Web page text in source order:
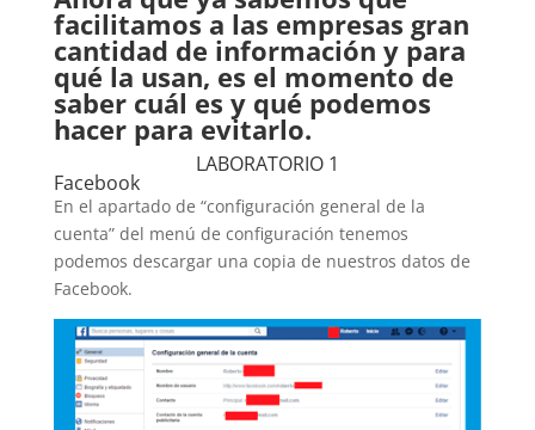
facilitamos a las empresas gran
cantidad de información y para
qué la usan, es el momento de
saber cuál es y qué podemos
hacer para evitarlo.
LABORATORIO 1
Facebook
En el apartado de “configuración general de la
cuenta” del menú de configuración tenemos
podemos descargar una copia de nuestros datos de
Facebook.